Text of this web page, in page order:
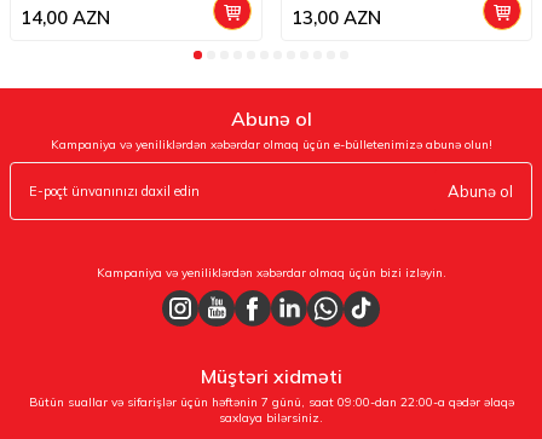
14,00 AZN 13,00AZN
Abunə ol
Kampaniya və yeniliklərdən xəbərdar olmaq üçün e-bülletenimizə abunə olun!
Abunə ol
Kampaniya və yeniliklərdən xəbərdar olmaq üçün bizi izləyin.
Müştəri xidməti
Bütün suallar və sifarişlər üçün həftənin 7 günü, saat 09:00-dan 22:00-a qədər əlaqə
saxlaya bilərsiniz.